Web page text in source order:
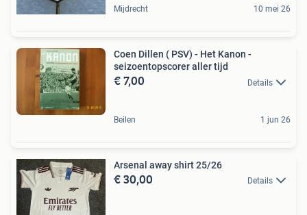
Mijdrecht 10 mei 26
Coen Dillen ( PSV) - Het Kanon -
seizoentopscorer aller tijd
€ 7,00 Details
Beilen 1 jun 26
Arsenal away shirt 25/26
€ 30,00 Details